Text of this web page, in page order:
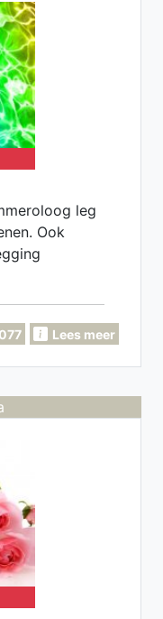
leg
Ook
Lees meer